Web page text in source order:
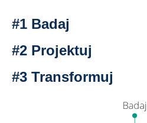
#1 Badaj
#2 Projektuj
#3 Transformuj